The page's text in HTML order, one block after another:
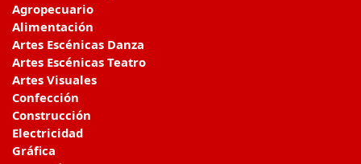
Agropecuario
Alimentación
Artes Escénicas Danza
Artes Escénicas Teatro
Artes Visuales
Confección
Construcción
Electricidad
Gráfica